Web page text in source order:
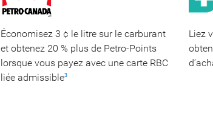
Économisez 3 ¢ le litre sur le carburant
et obtenez 20 % plus de Petro-Points
lorsque vous payez avec une carte RBC
liée admissible3
Liez